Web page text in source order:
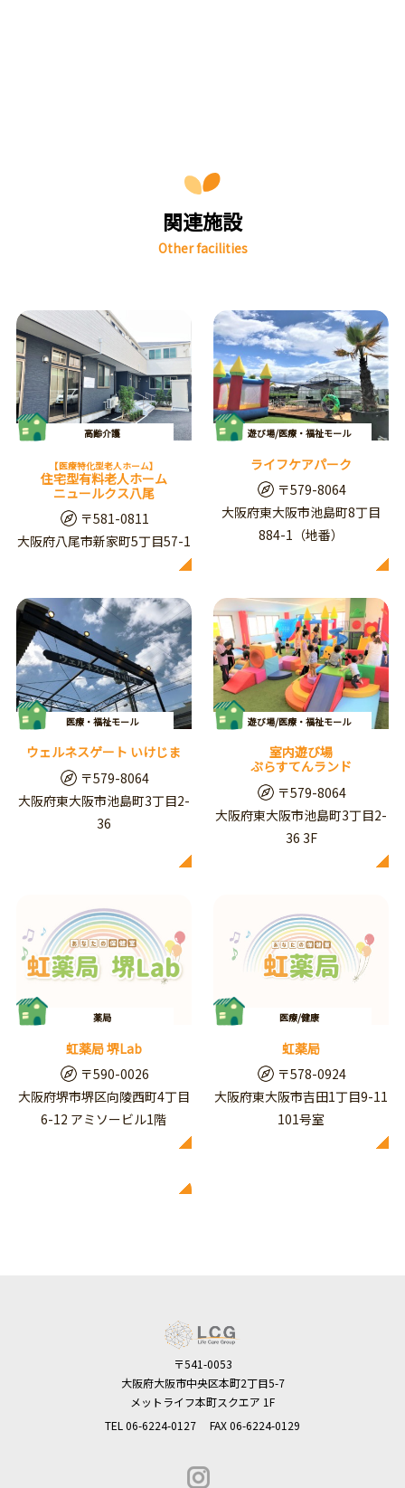
関連施設
Other facilities
高齢介護
【医療特化型老人ホーム】
住宅型有料老人ホーム
ニュールクス八尾
〒581-0811
大阪府八尾市新家町5丁目57-1
遊び場/医療・福祉モール
ライフケアパーク
〒579-8064
大阪府東大阪市池島町8丁目
884-1（地番）
医療・福祉モール
ウェルネスゲート いけじま
〒579-8064
大阪府東大阪市池島町3丁目2-
36
遊び場/医療・福祉モール
室内遊び場
ぷらすてんランド
〒579-8064
大阪府東大阪市池島町3丁目2-
36 3F
薬局
虹薬局 堺Lab
〒590-0026
大阪府堺市堺区向陵西町4丁目
6-12 アミソービル1階
医療/健康
虹薬局
〒578-0924
大阪府東大阪市吉田1丁目9-11
101号室
〒541-0053
大阪府大阪市中央区本町2丁目5-7
メットライフ本町スクエア 1F
TEL 06-6224-0127 FAX 06-6224-0129